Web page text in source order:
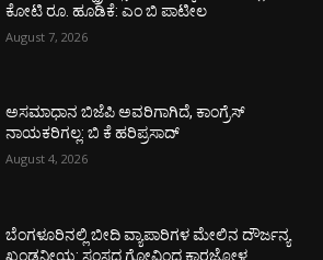
ಕೋಟಿ ರೂ. ಹೂಡಿಕೆ: ಎಂ ಬಿ ಪಾಟೀಲ
August 7, 2026
ಅಸಮಾಧಾನ ಬಿಜೆಪಿ ಅವರಿಗಾಗಿದೆ, ಕಾಂಗ್ರೆಸ್
ನಾಯಕರಿಗಲ್ಲ: ಬಿ ಕೆ ಹರಿಪ್ರಸಾದ್
August 4, 2026
ಬೆಂಗಳೂರಿನಲ್ಲಿ ಬೀದಿ ವ್ಯಾಪಾರಿಗಳ ಮೇಲಿನ ದೌರ್ಜನ್ಯ
ಖಂಡನೀಯ: ಸಂಸದ ಗೋವಿಂದ ಕಾರಜೋಳ